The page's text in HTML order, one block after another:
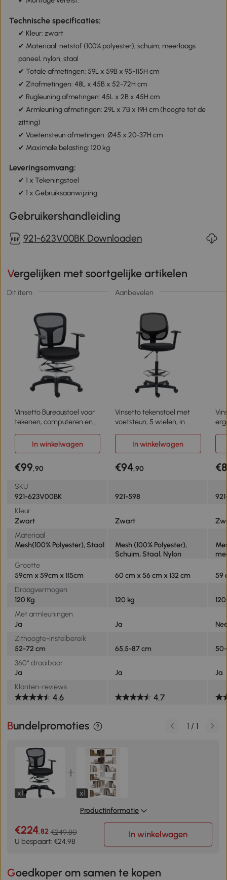
Technische specificaties:
✔ Kleur: zwart
✔ Materiaal: netstof (100% polyester), schuim, meerlaags
paneel, nylon, staal
✔ Totale afmetingen: 59L x 59B x 95-115H cm
✔ Zitafmetingen: 48L x 45B x 52-72H cm
✔ Rugleuning afmetingen: 45L x 2B x 45H cm
✔ Armleuning afmetingen: 29L x 7B x 19H cm (hoogte tot de
zitting)
✔ Voetensteun afmetingen: Ø45 x 20-37H cm
✔ Maximale belasting: 120 kg
Leveringsomvang:
✔ 1 x Tekeningstoel
✔ 1 x Gebruiksaanwijzing
Gebruikershandleiding
921-623V00BK Downloaden
Vergelijken met soortgelijke artikelen
Dit item Aanbevelen
Vinsetto Bureaustoel voor
tekenen, computeren en
voetensteun, verstelbaar in
hoogte, afmetingen 59 x
Vinsetto tekenstoel met
voetsteun, 5 wielen, in
gaasdoek, zwart
In winkelwagen In winkelwagen
€99,90 €94,90
SKU
921-623V00BK
921-598
Kleur
Zwart
Zwart
Materiaal
Mesh(100% Polyester), Staal
Mesh (100% Polyester),
Schuim, Staal, Nylon
Grootte
59cm x 59cm x 115cm
60 cm x 56 cm x 132 cm
59
Draagvermogen
120 Kg
120 kg
Met armleuningen
Ja
Ja
Zithoogte-instelbereik
52-72 cm
65,5-87 cm
360° draaibaar
Ja
Ja
Ja
Klanten-reviews
4.6 4.7
Bundelpromoties
x1
x1
Productinformatie
€224,82 €249,80
U bespaart: €24,98
In winkelwagen
1 / 1
Goedkoper om samen te kopen